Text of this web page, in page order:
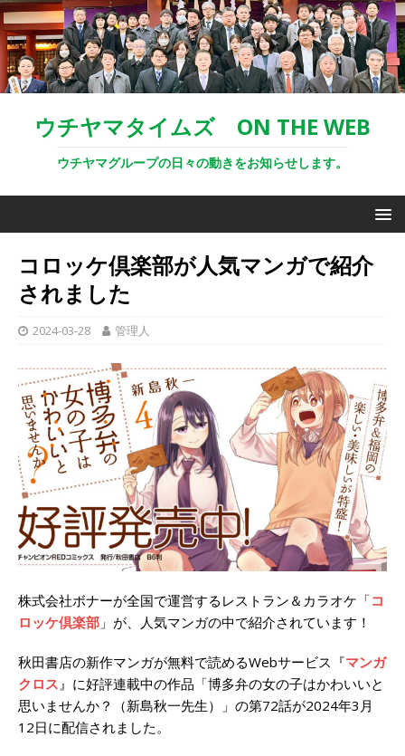
ウチヤマタイムズ ON THE WEB
ウチヤマグループの日々の動きをお知らせします。
コロッケ倶楽部が人気マンガで紹介
されました
2024-03-28 管理人
株式会社ボナーが全国で運営するレストラン＆カラオケ「コ
ロッケ倶楽部 」が、人気マンガの中で紹介されています！
秋田書店の新作マンガが無料で読めるWebサービス『マンガ
クロス 』に好評連載中の作品「博多弁の女の子はかわいいと
思いませんか？（新島秋一先生）」の第72話が2024年3月
12日に配信されました。